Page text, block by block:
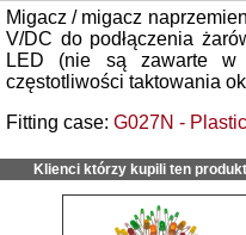
Migacz / migacz
V/DC do podłączenia
LED (nie są zawarte w
częstotliwości taktowania
Fitting case: G027N -
Klienci którzy kupili ten